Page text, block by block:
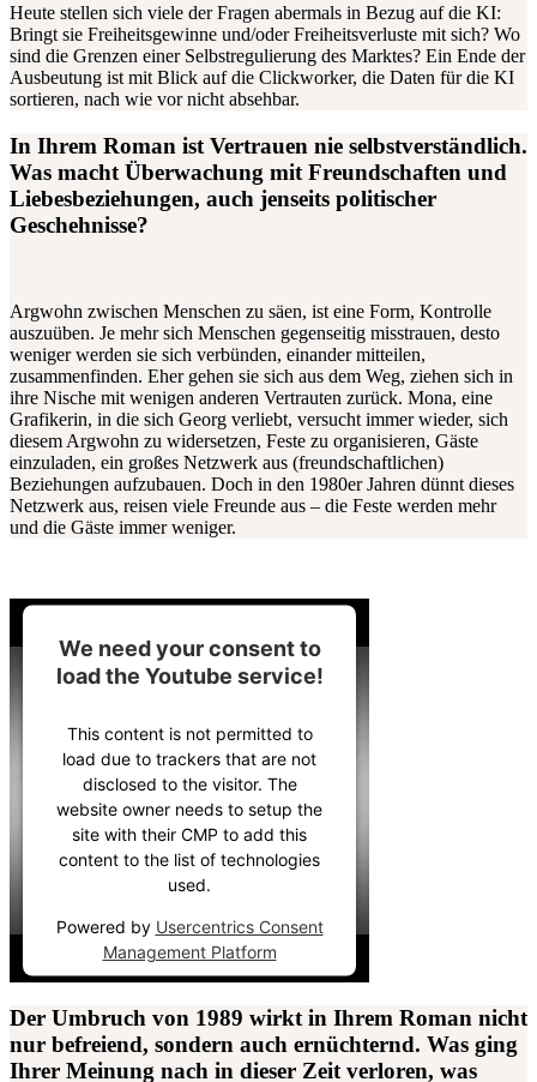
Heute stellen sich viele der Fragen abermals in Bezug auf die KI:
Bringt sie Freiheitsgewinne und/oder Freiheitsverluste mit sich? Wo
sind die Grenzen einer Selbstregulierung des Marktes? Ein Ende der
Ausbeutung ist mit Blick auf die Clickworker, die Daten für die KI
sortieren, nach wie vor nicht absehbar.
In Ihrem Roman ist Vertrauen nie selbstverständlich.
Was macht Überwachung mit Freundschaften und
Liebesbeziehungen, auch jenseits politischer
Geschehnisse?
Argwohn zwischen Menschen zu säen, ist eine Form, Kontrolle
auszuüben. Je mehr sich Menschen gegenseitig misstrauen, desto
weniger werden sie sich verbünden, einander mitteilen,
zusammenfinden. Eher gehen sie sich aus dem Weg, ziehen sich in
ihre Nische mit wenigen anderen Vertrauten zurück. Mona, eine
Grafikerin, in die sich Georg verliebt, versucht immer wieder, sich
diesem Argwohn zu widersetzen, Feste zu organisieren, Gäste
einzuladen, ein großes Netzwerk aus (freundschaftlichen)
Beziehungen aufzubauen. Doch in den 1980er Jahren dünnt dieses
Netzwerk aus, reisen viele Freunde aus – die Feste werden mehr
und die Gäste immer weniger.
We need your consent to
load the Youtube service!
This content is not permitted to
load due to trackers that are not
disclosed to the visitor. The
website owner needs to setup the
site with their CMP to add this
content to the list of technologies
used.
Powered by Usercentrics Consent
Management Platform
Der Umbruch von 1989 wirkt in Ihrem Roman nicht
nur befreiend, sondern auch ernüchternd. Was ging
Ihrer Meinung nach in dieser Zeit verloren, was